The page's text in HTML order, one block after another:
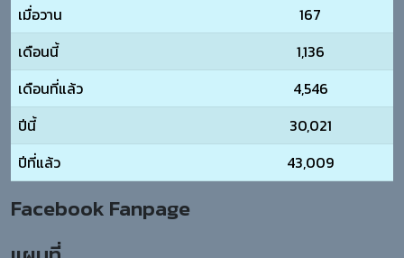
เมื่อวาน
167
เดือนนี้
1,136
เดือนที่แล้ว
4,546
ปีนี้
30,021
ปีที่แล้ว
43,009
Facebook Fanpage